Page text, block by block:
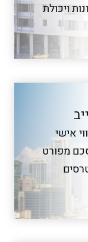
ויכולת
אישי
מפורט